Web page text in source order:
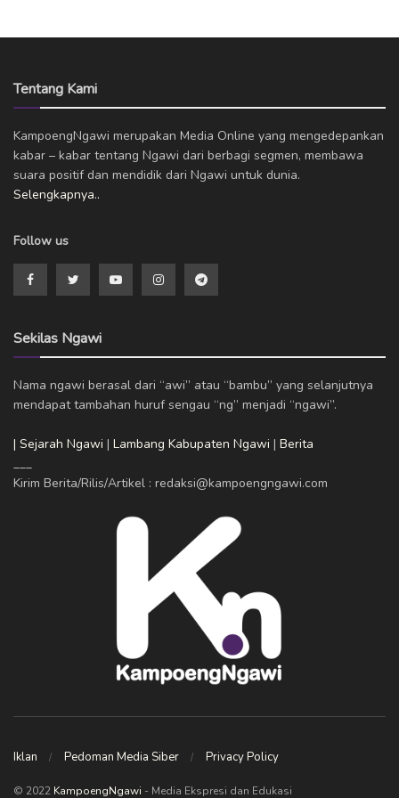
Tentang Kami
KampoengNgawi merupakan Media Online yang mengedepankan
kabar – kabar tentang Ngawi dari berbagi segmen, membawa
suara positif dan mendidik dari Ngawi untuk dunia.
Selengkapnya..
Follow us
Sekilas Ngawi
Nama ngawi berasal dari “awi” atau “bambu” yang selanjutnya
mendapat tambahan huruf sengau “ng” menjadi “ngawi”.
| Sejarah Ngawi | Lambang Kabupaten Ngawi | Berita
Kirim Berita/Rilis/Artikel : redaksi@kampoengngawi.com
Iklan Pedoman Media Siber Privacy Policy
© 2022 KampoengNgawi - Media Ekspresi dan Edukasi